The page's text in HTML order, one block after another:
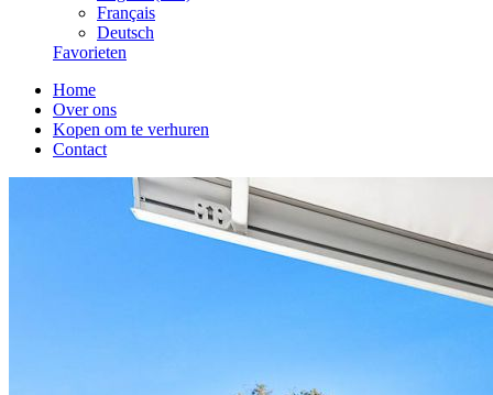
Français
Deutsch
Favorieten
Home
Over ons
Kopen om te verhuren
Contact